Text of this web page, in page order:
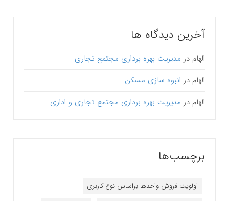
آخرین دیدگاه ها
الهام در مدیریت بهره برداری مجتمع تجاری
الهام در انبوه سازی مسکن
الهام در مدیریت بهره برداری مجتمع تجاری و اداری
برچسب‌ها
اولویت فروش واحدها براساس نوع کاربری